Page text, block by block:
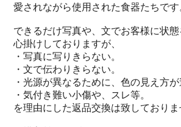
愛されながら使用された食器たちです
できるだけ写真や、文でお客様に状
心掛けしておりますが、
・写真に写りきらない。
・文で伝わりきらない。
・光源が異なるために、色の見え方が
・気付き難い小傷や、スレ等。
を理由にした返品交換は致しておりま